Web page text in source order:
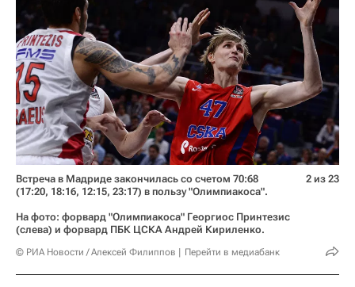
Встреча в Мадриде закончилась со счетом 70:68
(17:20, 18:16, 12:15, 23:17) в пользу "Олимпиакоса".
На фото: форвард "Олимпиакоса" Георгиос Принтезис
(слева) и форвард ПБК ЦСКА Андрей Кириленко.
© РИА Новости / Алексей Филиппов Перейти в медиабанк
2 из 23